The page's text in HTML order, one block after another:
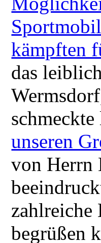
kämpften
das
unseren
von Herrn
zahlreiche
begrüßen